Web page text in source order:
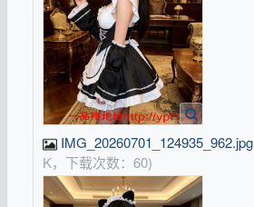
IMG_20260701_124935_962.jpg
K，下载次数：60)